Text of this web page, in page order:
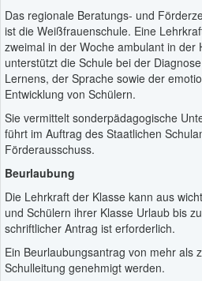
Das regionale Beratungs- und
ist die Weißfrauenschule. Eine
zweimal in der Woche ambulant in der
unterstützt die Schule bei der
Lernens, der Sprache sowie der
Entwicklung von Schülern.
Sie vermittelt sonderpädagogische
führt im Auftrag des Staatlichen
Förderausschuss.
Beurlaubung
Die Lehrkraft der Klasse kann aus
und Schülern ihrer Klasse Urlaub bis
schriftlicher Antrag ist erforderlich.
Ein Beurlaubungsantrag von mehr als
Schulleitung genehmigt werden.